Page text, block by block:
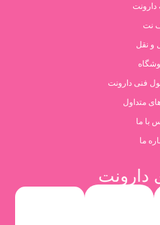
دارونت
نت
و نقل
فنی دارونت
متداول
با ما
ما
دارونت